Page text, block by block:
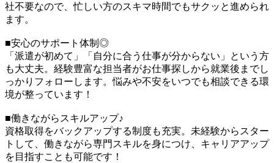
社不要なので、忙しい方のスキマ時間でもサクッと進められ
ます。
■安心のサポート体制◎
「派遣が初めて」「自分に合う仕事が分からない」という方
も大丈夫。経験豊富な担当者がお仕事探しから就業後までし
っかりフォローします。悩みや不安をいつでも相談できる環
境が整っています！
■働きながらスキルアップ♪
資格取得をバックアップする制度も充実。未経験からスター
トして、働きながら専門スキルを身につけ、キャリアアップ
を目指すことも可能です！